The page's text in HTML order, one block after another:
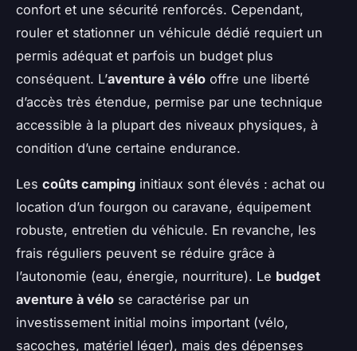
confort et une sécurité renforcés. Cependant,
rouler et stationner un véhicule dédié requiert un
permis adéquat et parfois un budget plus
conséquent. L’aventure à vélo offre une liberté
d’accès très étendue, permise par une technique
accessible à la plupart des niveaux physiques, à
condition d’une certaine endurance.
Les coûts camping initiaux sont élevés : achat ou
location d’un fourgon ou caravane, équipement
robuste, entretien du véhicule. En revanche, les
frais réguliers peuvent se réduire grâce à
l’autonomie (eau, énergie, nourriture). Le budget
aventure à vélo se caractérise par un
investissement initial moins important (vélo,
sacoches, matériel léger), mais des dépenses